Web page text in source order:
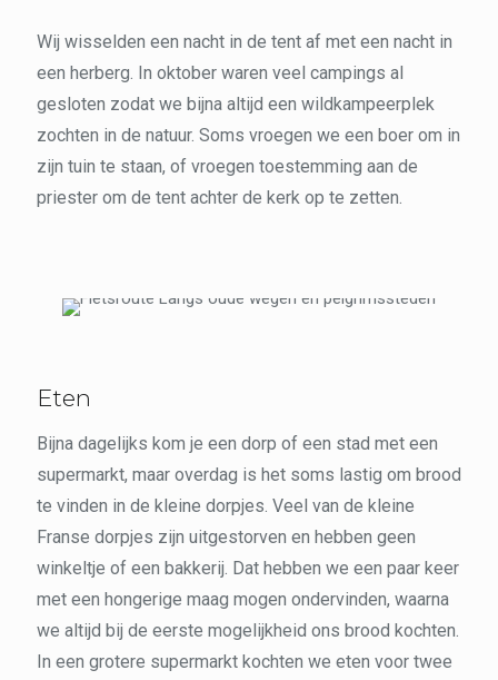
Wij wisselden een nacht in de tent af met een nacht in
een herberg. In oktober waren veel campings al
gesloten zodat we bijna altijd een wildkampeerplek
zochten in de natuur. Soms vroegen we een boer om in
zijn tuin te staan, of vroegen toestemming aan de
priester om de tent achter de kerk op te zetten.
Eten
Bijna dagelijks kom je een dorp of een stad met een
supermarkt, maar overdag is het soms lastig om brood
te vinden in de kleine dorpjes. Veel van de kleine
Franse dorpjes zijn uitgestorven en hebben geen
winkeltje of een bakkerij. Dat hebben we een paar keer
met een hongerige maag mogen ondervinden, waarna
we altijd bij de eerste mogelijkheid ons brood kochten.
In een grotere supermarkt kochten we eten voor twee